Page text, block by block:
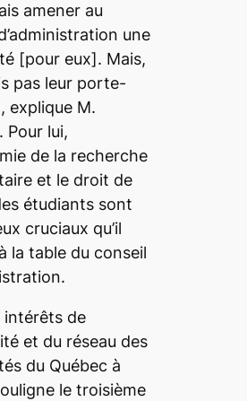
amener au
une
[pour eux]. Mais,
pas leur porte-
explique M.
Pour lui,
de la recherche
et le droit de
étudiants sont
cruciaux qu’il
la table du conseil
intérêts de
et du réseau des
du Québec à
le troisième